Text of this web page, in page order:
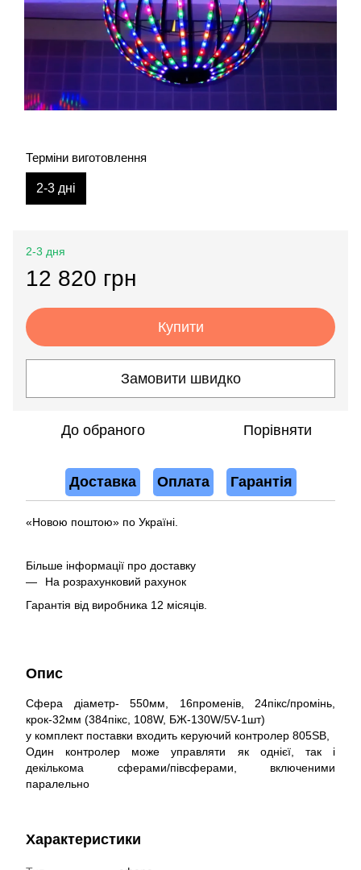
Терміни виготовлення
2-3 дні
2-3 дня
12 820 грн
Купити
Замовити швидко
До обраного Порівняти
Доставка Оплата Гарантія
«Новою поштою» по Україні.
Більше інформації про доставку
На розрахунковий рахунок
Гарантія від виробника 12 місяців.
Опис
Сфера діаметр- 550мм, 16променів, 24пікс/промінь,
крок-32мм (384пікс, 108W, БЖ-130W/5V-1шт)
у комплект поставки входить керуючий контролер 805SB,
Один контролер може управляти як однієї, так і
декількома сферами/півсферами, включеними
паралельно
Характеристики